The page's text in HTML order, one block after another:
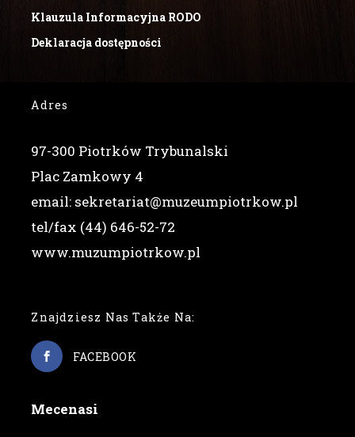
Klauzula Informacyjna RODO
Deklaracja dostępności
Adres
97-300 Piotrków Trybunalski
Plac Zamkowy 4
email: sekretariat@muzeumpiotrkow.pl
tel/fax (44) 646-52-72
www.muzumpiotrkow.pl
Znajdziesz Nas Także Na:
FACEBOOK
Mecenasi